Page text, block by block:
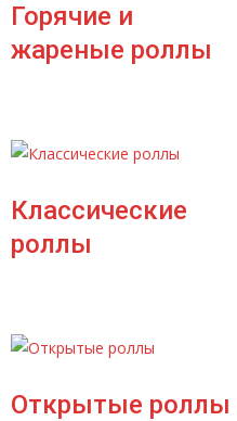
Горячие и
жареные роллы
Классические
роллы
Открытые роллы